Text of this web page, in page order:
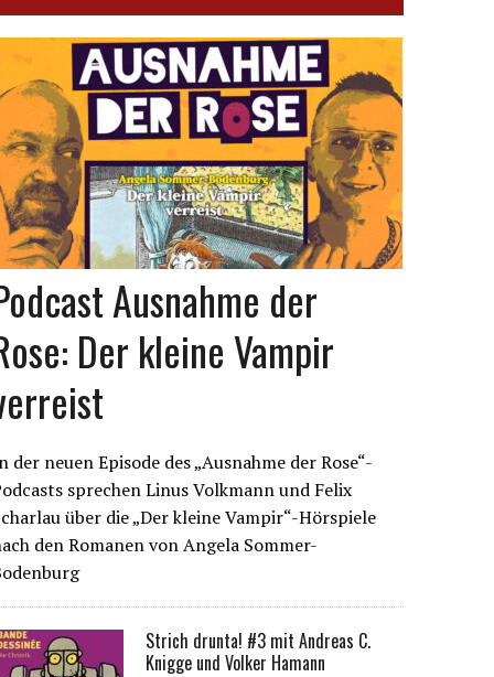
Ausnahme der
Der kleine Vampir
der neuen Episode des „Ausnahme der Rose“-
sprechen Linus Volkmann und Felix
über die „Der kleine Vampir“-Hörspiele
den Romanen von Angela Sommer-
Strich drunta! #3 mit Andreas C.
Knigge und Volker Hamann